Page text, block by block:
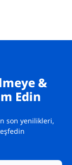
&
Edin
son yenilikleri,